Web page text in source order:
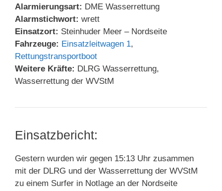
Alarmierungsart: DME Wasserrettung
Alarmstichwort: wrett
Einsatzort: Steinhuder Meer – Nordseite
Fahrzeuge: Einsatzleitwagen 1,
Rettungstransportboot
Weitere Kräfte: DLRG Wasserrettung,
Wasserrettung der WVStM
Einsatzbericht:
Gestern wurden wir gegen 15:13 Uhr zusammen
mit der DLRG und der Wasserrettung der WVStM
zu einem Surfer in Notlage an der Nordseite